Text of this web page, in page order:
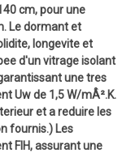
cm, pour une
Le dormant et
longevite et
d'un vitrage isolant
une tres
Uw de 1,5 W/mÂ².K.
et a reduire les
fournis.) Les
FIH, assurant une